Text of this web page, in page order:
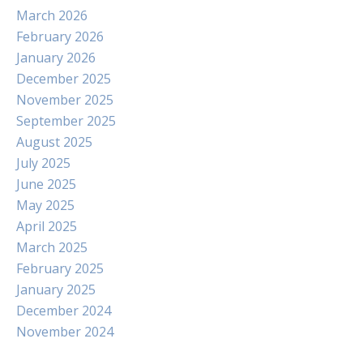
March 2026
February 2026
January 2026
December 2025
November 2025
September 2025
August 2025
July 2025
June 2025
May 2025
April 2025
March 2025
February 2025
January 2025
December 2024
November 2024